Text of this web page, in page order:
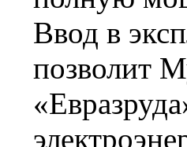
Ввод в
позволит